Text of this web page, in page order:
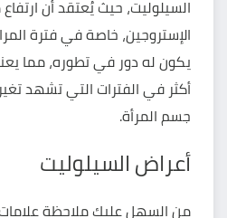
السيلوليت، حيث يُعتقد أن
الإستروجين، خاصة في فترة
يكون له دور في تطوره، مما
أكثر في الفترات التي تشهد
جسم المرأة.
أعراض السيلوليت
من السهل عليك ملاحظة